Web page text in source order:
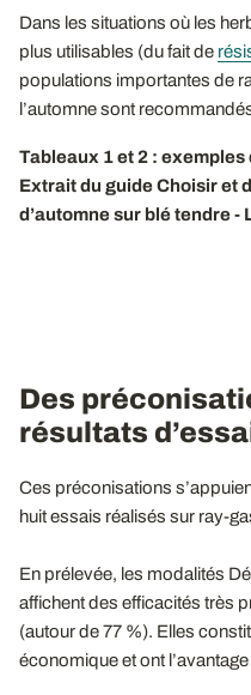
Dans les situations où les
plus utilisables (du fait de
populations importantes de
l’automne sont
Tableaux 1 et 2 :
Extrait du guide Choisir et
d’automne sur blé tendre
Des
résultats
Ces préconisations
huit essais réalisés sur ray-
En prélevée, les modalités
affichent des efficacités très
(autour de 77 %). Elles
économique et ont